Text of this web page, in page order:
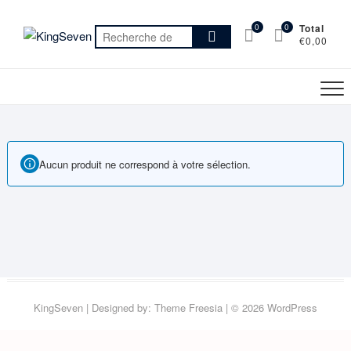
Recherche
pour :
0 Total
€0,00
0
Aucun produit ne correspond à votre sélection.
KingSeven| Designed by: Theme Freesia| © 2026 WordPress